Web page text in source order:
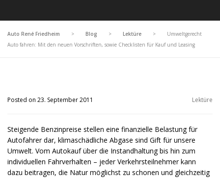
Auto René Friedheim > Blog > Lektüre >
Umweltgerecht
Auto fahren: Mit den neuen Vorschriften, sowie Checklisten für Kauf und Leasing
Posted on 23. September 2011 Lektüre
Steigende Benzinpreise stellen eine finanzielle Belastung für
Autofahrer dar, klimaschädliche Abgase sind Gift für unsere
Umwelt. Vom Autokauf über die Instandhaltung bis hin zum
individuellen Fahrverhalten – jeder Verkehrsteilnehmer kann
dazu beitragen, die Natur möglichst zu schonen und gleichzeitig